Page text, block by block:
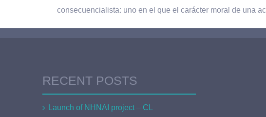
consecuencialista: uno en el que el carácter moral de una
RECENT POSTS
Launch of NHNAI project – CL